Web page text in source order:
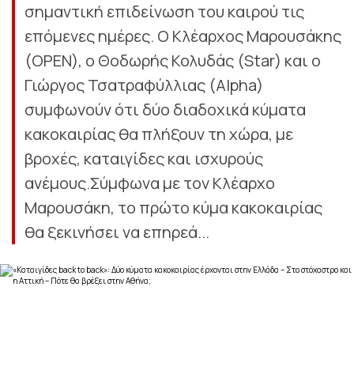
σημαντική επιδείνωση του καιρού τις
επόμενες ημέρες. Ο Κλέαρχος Μαρουσάκης
(OPEN), ο Θοδωρής Κολυδάς (Star) και ο
Γιώργος Τσατραφύλλιας (Alpha)
συμφωνούν ότι δύο διαδοχικά κύματα
κακοκαιρίας θα πλήξουν τη χώρα, με
βροχές, καταιγίδες και ισχυρούς
ανέμους.Σύμφωνα με τον Κλέαρχο
Μαρουσάκη, το πρώτο κύμα κακοκαιρίας
θα ξεκινήσει να επηρεά...